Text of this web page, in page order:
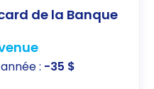
de la Banque
: -35 $